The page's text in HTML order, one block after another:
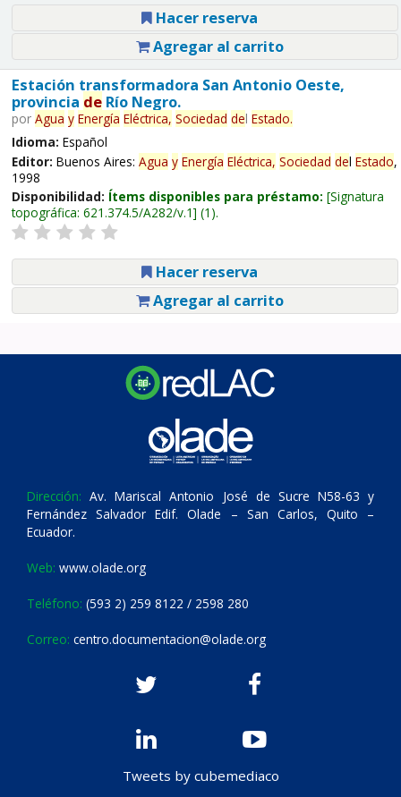
Hacer reserva
Agregar al carrito
Estación transformadora San Antonio Oeste,
provincia deRío Negro.
por Agua y Energía Eléctrica, Sociedad del Estado.
Idioma: Español
Editor: Buenos Aires: Agua y Energía Eléctrica, Sociedad del Estado,
1998
Disponibilidad: Ítems disponibles para préstamo: Signatura
topográfica: 621.374.5/A282/v.1 (1).
Hacer reserva
Agregar al carrito
Dirección: Av. Mariscal Antonio José de Sucre N58-63 y
Fernández Salvador Edif. Olade – San Carlos, Quito –
Ecuador.
Web: www.olade.org
Teléfono: (593 2) 259 8122 / 2598 280
Correo: centro.documentacion@olade.org
Tweets by cubemediaco